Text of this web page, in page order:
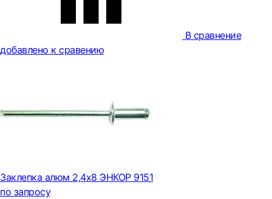
В сравнение
добавлено к сравению
Заклепка алюм 2,4х8 ЭНКОР 9151
по запросу